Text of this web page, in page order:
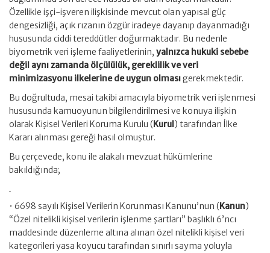
Özellikle işçi-işveren ilişkisinde mevcut olan yapısal güç
dengesizliği, açık rızanın özgür iradeye dayanıp dayanmadığı
hususunda ciddi tereddütler doğurmaktadır. Bu nedenle
biyometrik veri işleme faaliyetlerinin, yalnızca hukuki sebebe
değil aynı zamanda ölçülülük, gereklilik ve veri
minimizasyonu ilkelerine de uygun olmasıgerekmektedir.
Bu doğrultuda, mesai takibi amacıyla biyometrik veri işlenmesi
hususunda kamuoyunun bilgilendirilmesi ve konuya ilişkin
olarak Kişisel Verileri Koruma Kurulu (Kurul) tarafından İlke
Kararı alınması gereği hasıl olmuştur.
Bu çerçevede, konu ile alakalı mevzuat hükümlerine
bakıldığında;
• 6698 sayılı Kişisel Verilerin Korunması Kanunu’nun (Kanun)
“Özel nitelikli kişisel verilerin işlenme şartları” başlıklı 6’ncı
maddesinde düzenleme altına alınan özel nitelikli kişisel veri
kategorileri yasa koyucu tarafından sınırlı sayma yoluyla